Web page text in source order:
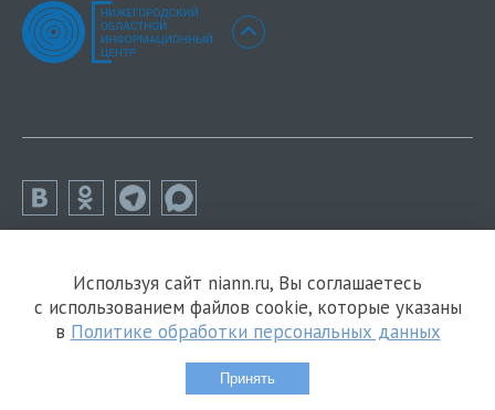
Используя сайт niann.ru, Вы соглашаетесь
с использованием файлов cookie, которые указаны
в Политике обработки персональных данных
Принять